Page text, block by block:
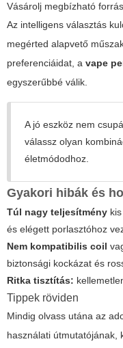
Vásárolj megbízható
Az intelligens választás
megérted alapvető
preferenciáidat, a vape
egyszerűbbé válik.
A jó eszköz nem
válassz olyan
életmódodhoz.
Gyakori hibák és
Túl nagy teljesítmény
és elégett porlasztóhoz
Nem kompatibilis coil
biztonsági kockázat és
Ritka tisztítás:
Tippek röviden
Mindig olvass utána az
használati útmutatójának,